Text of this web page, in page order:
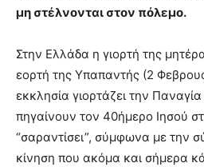
μη στέλνονται στον πόλεμο.
Στην Ελλάδα η γιορτή της
εορτή της Υπαπαντής (2
εκκλησία γιορτάζει την
πηγαίνουν τον 40ήμερο Ιησού
“σαραντίσει”, σύμφωνα με την
κίνηση που ακόμα και σήμερα